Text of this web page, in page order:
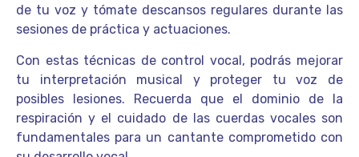
de tu voz y tómate descansos regulares durante las
sesiones de práctica y actuaciones.
Con estas técnicas de control vocal, podrás mejorar
tu interpretación musical y proteger tu voz de
posibles lesiones. Recuerda que el dominio de la
respiración y el cuidado de las cuerdas vocales son
fundamentales para un cantante comprometido con